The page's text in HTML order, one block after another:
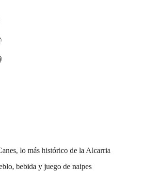
lo más histórico de la Alcarria
bebida y juego de naipes